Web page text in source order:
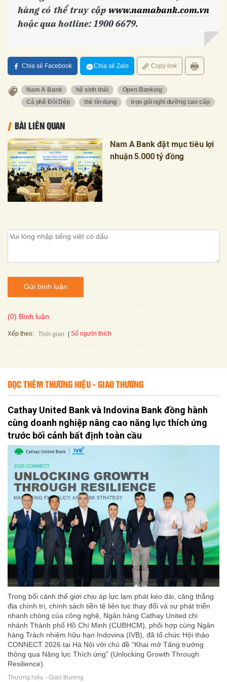
hàng có thể truy cập www.namabank.com.vn
hoặc qua hotline: 1900 6679.
Chia sẻ Facebook Chia sẻ Zalo Copy link
Nam A Bank hệ sinh thái
Open Banking
Cà phê Đôi Dép
thẻ tín dụng trọn gói nghỉ dưỡng cao cấp
BÀI LIÊN QUAN
Nam A Bank đặt mục tiêu lợi
nhuận 5.000 tỷ đồng
Gửi bình luận
(0) Bình luận
Xếp theo: Thời gian Số người thích
ĐỌC THÊM THƯƠNG HIỆU - GIAO THƯƠNG
Cathay United Bank và Indovina Bank đồng hành
cùng doanh nghiệp nâng cao năng lực thích ứng
trước bối cảnh bất định toàn cầu
Trong bối cảnh thế giới chịu áp lực lạm phát kéo dài, căng thẳng
địa chính trị, chính sách tiền tệ liên tục thay đổi và sự phát triển
nhanh chóng của công nghệ, Ngân hàng Cathay United chi
nhánh Thành phố Hồ Chí Minh (CUBHCM), phối hợp cùng Ngân
hàng Trách nhiệm hữu hạn Indovina (IVB), đã tổ chức Hội thảo
CONNECT 2026 tại Hà Nội với chủ đề “Khai mở Tăng trưởng
thông qua Năng lực Thích ứng” (Unlocking Growth Through
Resilience).
Thương hiệu - Giao thương